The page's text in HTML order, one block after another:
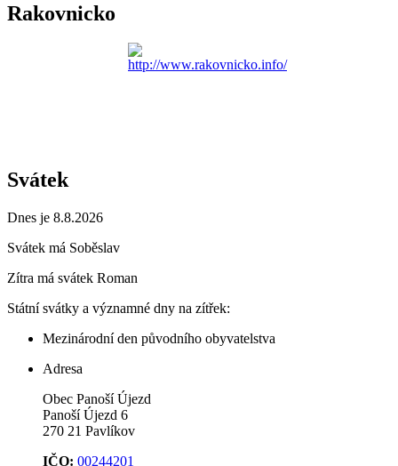
Rakovnicko
Svátek
Dnes je 8.8.2026
Svátek má Soběslav
Zítra má svátek Roman
Státní svátky a významné dny na zítřek:
Mezinárodní den původního obyvatelstva
Adresa
Obec Panoší Újezd
Panoší Újezd 6
270 21 Pavlíkov
IČO: 00244201